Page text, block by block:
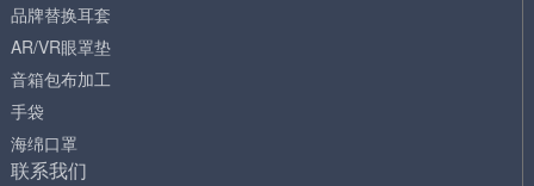
品牌替换耳套
AR/VR眼罩垫
音箱包布加工
手袋
海绵口罩
联系我们